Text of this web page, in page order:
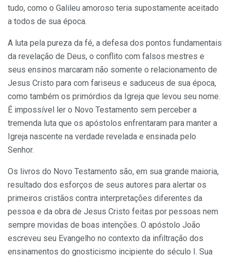
tudo, como o Galileu amoroso teria supostamente aceitado
a todos de sua época.
A luta pela pureza da fé, a defesa dos pontos fundamentais
da revelação de Deus, o conflito com falsos mestres e
seus ensinos marcaram não somente o relacionamento de
Jesus Cristo para com fariseus e saduceus de sua época,
como também os primórdios da Igreja que levou seu nome.
É impossível ler o Novo Testamento sem perceber a
tremenda luta que os apóstolos enfrentaram para manter a
Igreja nascente na verdade revelada e ensinada pelo
Senhor.
Os livros do Novo Testamento são, em sua grande maioria,
resultado dos esforços de seus autores para alertar os
primeiros cristãos contra interpretações diferentes da
pessoa e da obra de Jesus Cristo feitas por pessoas nem
sempre movidas de boas intenções. O apóstolo João
escreveu seu Evangelho no contexto da infiltração dos
ensinamentos do gnosticismo incipiente do século I. Sua